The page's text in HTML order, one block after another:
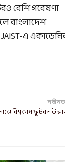
বেশি গবেষণা
বাংলাদেশ
এ
মাঝে বিশ্বকাপ ফুটবল